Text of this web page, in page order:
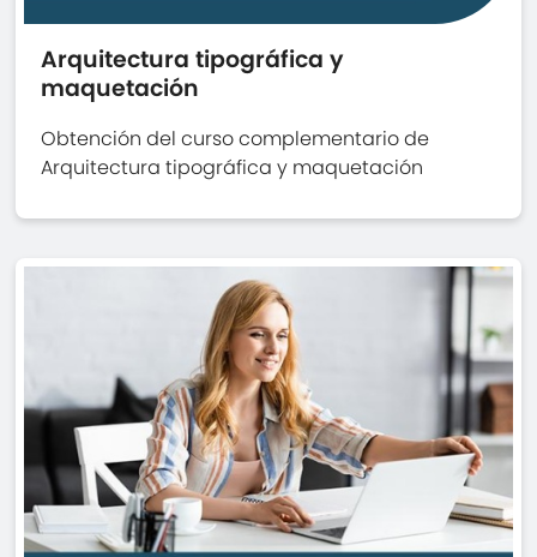
Arquitectura tipográfica y
maquetación
Obtención del curso complementario de
Arquitectura tipográfica y maquetación